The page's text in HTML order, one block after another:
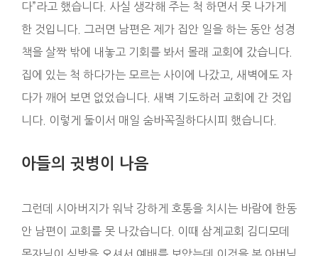
다”라고 했습니다. 사실 생각해 주는 척 하면서 못 나가게
한 것입니다. 그러면 남편은 제가 집안 일을 하는 동안 성경
책을 살짝 밖에 내놓고 기회를 봐서 몰래 교회에 갔습니다.
집에 있는 척 하다가는 모르는 사이에 나갔고, 새벽에도 자
다가 깨어 보면 없었습니다. 새벽 기도하러 교회에 간 것입
니다. 이렇게 둘이서 매일 숨바꼭질하다시피 했습니다.
아들의 귓병이 나음
그런데 시아버지가 워낙 강하게 호통을 치시는 바람에 한동
안 남편이 교회를 못 나갔습니다. 이때 삼계교회 김디모데
목자님이 심방을 오셔서 예배를 보았는데 이것을 본 아버님